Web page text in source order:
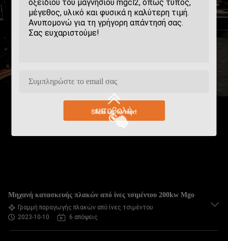
υποβολή
Μηχανή κατασκευής πλακών από ίνες τσιμέντου 200kw Mgo
Γραμμή παραγωγής πλακών από ίνες τσιμέντου
2023-10-10
6 απόψεις